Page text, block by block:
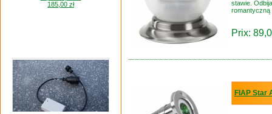
stawie.
romantyczną
Prix:
FIAP Star